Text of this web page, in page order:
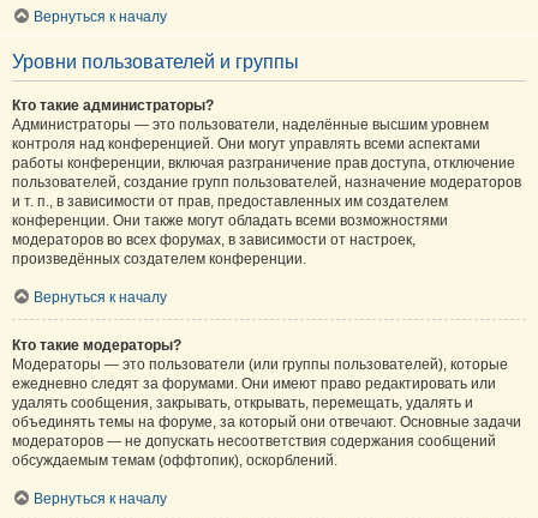
Вернуться к началу
Уровни пользователей и группы
Кто такие администраторы?
Администраторы — это пользователи, наделённые высшим уровнем
контроля над конференцией. Они могут управлять всеми аспектами
работы конференции, включая разграничение прав доступа, отключение
пользователей, создание групп пользователей, назначение модераторов
и т. п., в зависимости от прав, предоставленных им создателем
конференции. Они также могут обладать всеми возможностями
модераторов во всех форумах, в зависимости от настроек,
произведённых создателем конференции.
Вернуться к началу
Кто такие модераторы?
Модераторы — это пользователи (или группы пользователей), которые
ежедневно следят за форумами. Они имеют право редактировать или
удалять сообщения, закрывать, открывать, перемещать, удалять и
объединять темы на форуме, за который они отвечают. Основные задачи
модераторов — не допускать несоответствия содержания сообщений
обсуждаемым темам (оффтопик), оскорблений.
Вернуться к началу